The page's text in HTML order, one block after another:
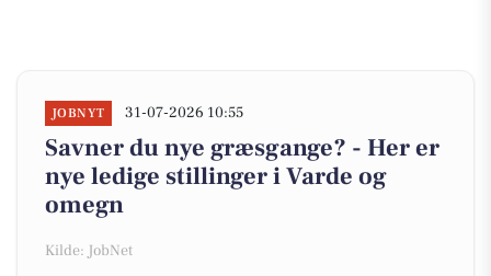
JOBNYT 31-07-2026 10:55
Savner du nye græsgange? - Her er
nye ledige stillinger i Varde og
omegn
Kilde: JobNet